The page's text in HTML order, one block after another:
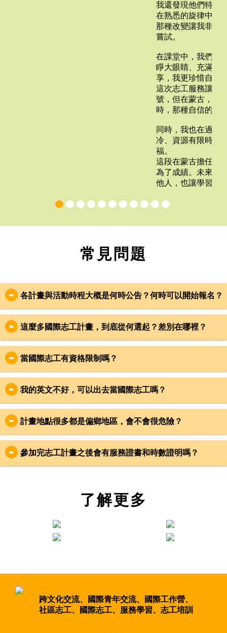
我還發現他們特別
在熟悉的旋律中慢
那種改變讓我非常
嘗試。
在課堂中，我們也
睜大眼睛、充滿好
享，我更珍惜自己
這次志工服務讓我
號，但在蒙古，我
時，那種自信的表
同時，我也在過程
冷、資源有限時，
福。
這段在蒙古擔任國
為了成績。未來，
他人，也讓學習不
常見問題
各計畫與活動時程大概是何時公告？何時可以開始報名？
【個人計畫】
3月初
4月-6月
10月中
12月底
12月-2月
夏秋季個人計畫公告招募（含台灣計畫）
個人計畫系列講座與分享會
冬季個人計畫公告招募
個人計畫分享會
夏秋季個人計畫早鳥預約
2月-3月
3月-4月
冬季 團隊計畫海外服務
夏季 團隊計畫早鳥預約
夏季 團隊計畫正式公告招募
夏季 團隊計畫系列講座與分享會
夏季 團隊計畫海外服務
這麼多國際志工計畫，到底從何選起？差別在哪裡？
鎖定計畫【參與方式】
偏好與台灣夥伴行前一起準備、一起出發的團隊計畫，
或是自行規劃整趟旅程、自主性高的個人計畫呢？
鎖定計畫【日期】
精準鎖定可參與的時間範圍，刪除時間不合適的計畫。
鎖定計畫【主題】
挑選有興趣的計畫類別，如教育、建設、藝術等 。
鎖定計畫【
國家
】
挑選對文化有興趣或語言專長的國家。
計畫的好壞，因你的投入程度而異。
當國際志工有資格限制嗎？
只要具有強烈參與動機，願意貼近在地生活、學習當地文
化、與團隊夥伴合作完成計畫，不用擔心語言能力、年齡差
異，不管你是青少年、青年、為人父母、退休族、輪椅族、
銀髮族，每個人都可以成為國際志工，走出台灣，走入世
界！
團隊計畫只要15歲以上皆可報名；個人計畫18歲以上皆可報
名，部分開放給青少年14歲以上皆可參與。少部分計畫考量
計畫工作內容有年齡限制。
我的英文不好，可以出去當國際志工嗎？
英文好不好不是最重要的，重點是保有一顆樂於與人交流、
勇於接受挑戰的心。透過肢體語言、畫畫、表情，同樣也能
與當地人進行溝通與交流。因此不必害怕語言障礙，只要願
意放開心胸，一定也能感受彼此的真心，並且藉此學到更多
經驗喔！
計畫地點很多都是偏鄉地區，會不會很危險？
志工安全是VYA最重視的事。服務地區都經過審慎評估挑
選，每個團隊計畫都與在地組織常期合作經驗。出團期間有
VYA領隊及當地領隊，全程隨團確認志工安全。為確保個人
參加完志工計畫之後會有服務證書和時數證明嗎？
了解更多
跨文化交流、國際青年交流、國際工作營、
社區志工、國際志工、服務學習、志工培訓